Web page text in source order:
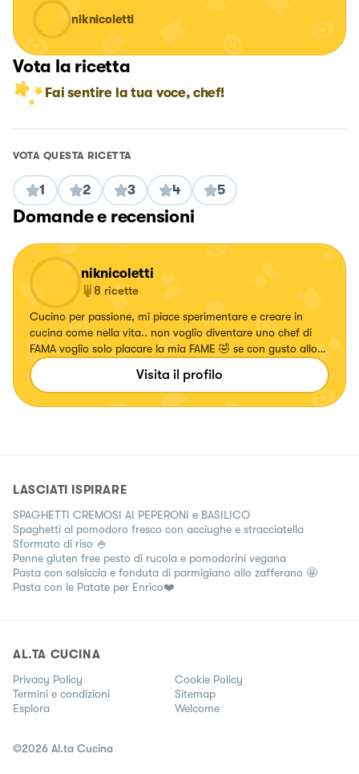
niknicoletti
Vota la ricetta
Fai sentire la tua voce, chef!
VOTA QUESTA RICETTA
1 2 3 4 5
Domande e recensioni
niknicoletti
8 ricette
Cucino per passione, mi piace sperimentare e creare in
cucina come nella vita.. non voglio diventare uno chef di
FAMA voglio solo placare la mia FAME 🤣 se con gusto allora
meglio 😁
Visita il profilo
LASCIATI ISPIRARE
SPAGHETTI CREMOSI AI PEPERONI e BASILICO
Spaghetti al pomodoro fresco con acciughe e stracciatella
Sformato di riso 🍚
Penne gluten free pesto di rucola e pomodorini vegana
Pasta con salsiccia e fonduta di parmigiano allo zafferano 🤩
Pasta con le Patate per Enrico❤️
AL.TA CUCINA
Privacy Policy
Cookie Policy
Termini e condizioni
Sitemap
Esplora
Welcome
©2026 Al.ta Cucina